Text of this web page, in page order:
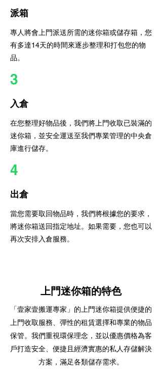
派箱
專人將會上門派送所需的迷你箱或儲存箱，您
有多達14天的時間來逐步整理和打包您的物
品。
3
入倉
在您整理好物品後，我們將上門收取已裝滿的
迷你箱，並安全運送至我們專業管理的中央倉
庫進行儲存。
4
出倉
當您需要取回物品時，我們將根據您的要求，
將迷你箱送回指定地址。如果需要，您也可以
再次安排入倉服務。
上門迷你箱的特色
「壹家壹搬運專家」的上門迷你箱提供便捷的
上門收取服務、彈性的租賃選擇和專業的物品
保管。我們重視環保理念，並以優惠價格為客
戶打造安全、便捷且經濟實惠的私人存儲解決
方案，滿足各類儲存需求。